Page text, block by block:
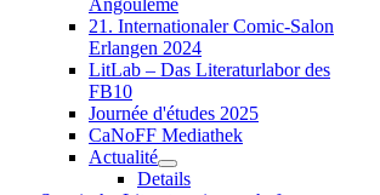
21. Internationaler Comic-Salon
Erlangen 2024
LitLab – Das Literaturlabor des
FB10
Journée d'études 2025
CaNoFF Mediathek
Actualité
Details